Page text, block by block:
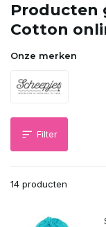
Producten
Cotton
Onze merken
Filter
14 producten